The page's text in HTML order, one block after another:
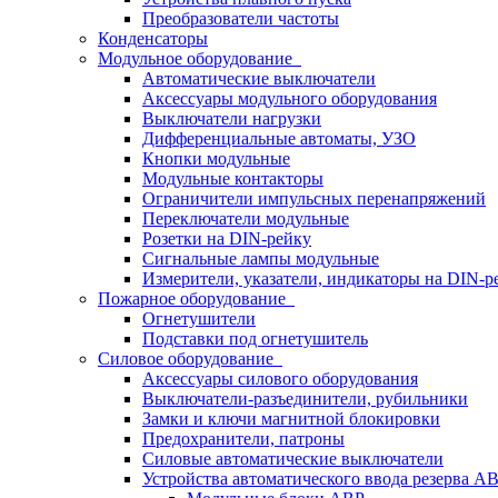
Преобразователи частоты
Конденсаторы
Модульное оборудование
Автоматические выключатели
Аксессуары модульного оборудования
Выключатели нагрузки
Дифференциальные автоматы, УЗО
Кнопки модульные
Модульные контакторы
Ограничители импульсных перенапряжений
Переключатели модульные
Розетки на DIN-рейку
Сигнальные лампы модульные
Измерители, указатели, индикаторы на DIN-
Пожарное оборудование
Огнетушители
Подставки под огнетушитель
Силовое оборудование
Аксессуары силового оборудования
Выключатели-разъединители, рубильники
Замки и ключи магнитной блокировки
Предохранители, патроны
Силовые автоматические выключатели
Устройства автоматического ввода резерва